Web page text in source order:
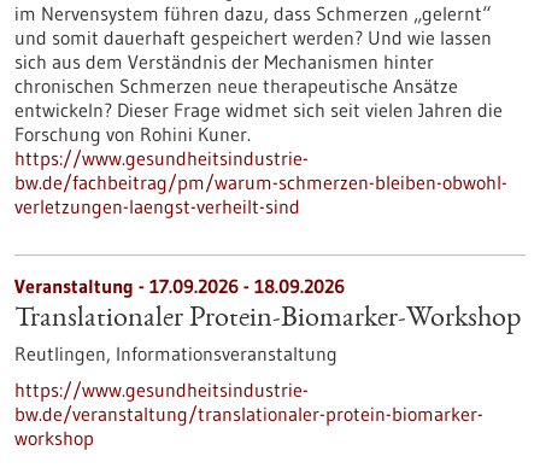
im Nervensystem führen dazu, dass Schmerzen „gelernt“
und somit dauerhaft gespeichert werden? Und wie lassen
sich aus dem Verständnis der Mechanismen hinter
chronischen Schmerzen neue therapeutische Ansätze
entwickeln? Dieser Frage widmet sich seit vielen Jahren die
Forschung von Rohini Kuner.
https://www.gesundheitsindustrie-
bw.de/fachbeitrag/pm/warum-schmerzen-bleiben-obwohl-
verletzungen-laengst-verheilt-sind
Veranstaltung - 17.09.2026 - 18.09.2026
Translationaler Protein-Biomarker-Workshop
Reutlingen, Informationsveranstaltung
https://www.gesundheitsindustrie-
bw.de/veranstaltung/translationaler-protein-biomarker-
workshop